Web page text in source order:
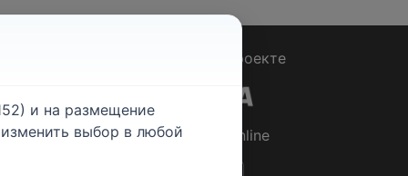
О проекте
© 2026Rabotniki.online
и на размещение
выбор в любой